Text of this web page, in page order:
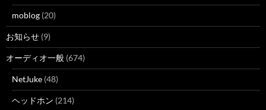
moblog (20)
お知らせ (9)
オーディオ一般 (674)
NetJuke (48)
ヘッドホン (214)